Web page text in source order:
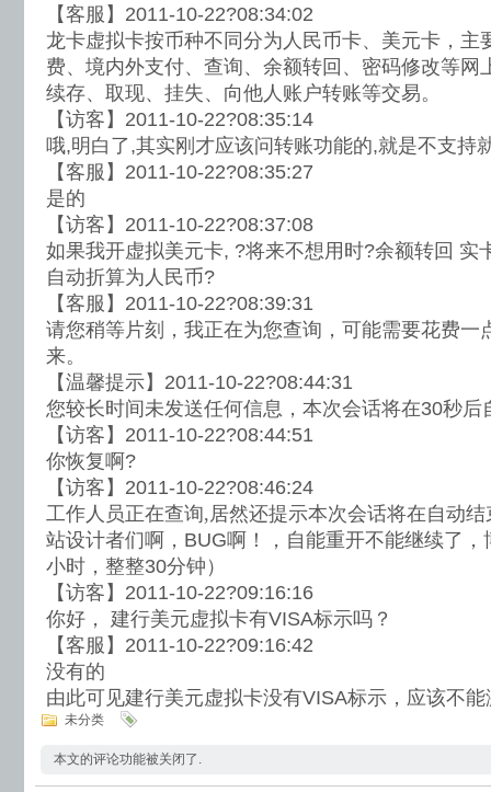
【客服】2011-10-22?08:34:02
龙卡虚拟卡按币种不同分为人民币卡、美元卡，主
费、境内外支付、查询、余额转回、密码修改等网
续存、取现、挂失、向他人账户转账等交易。
【访客】2011-10-22?08:35:14
哦,明白了,其实刚才应该问转账功能的,就是不支持
【客服】2011-10-22?08:35:27
是的
【访客】2011-10-22?08:37:08
如果我开虚拟美元卡, ?将来不想用时?余额转回 实
自动折算为人民币?
【客服】2011-10-22?08:39:31
请您稍等片刻，我正在为您查询，可能需要花费一
来。
【温馨提示】2011-10-22?08:44:31
您较长时间未发送任何信息，本次会话将在30秒后
【访客】2011-10-22?08:44:51
你恢复啊?
【访客】2011-10-22?08:46:24
工作人员正在查询,居然还提示本次会话将在自动结
站设计者们啊，BUG啊！，自能重开不能继续了
小时，整整30分钟）
【访客】2011-10-22?09:16:16
你好， 建行美元虚拟卡有VISA标示吗？
【客服】2011-10-22?09:16:42
没有的
由此可见建行美元虚拟卡没有VISA标示，应该不
未分类
本文的评论功能被关闭了.